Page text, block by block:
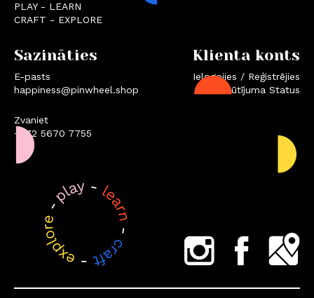
PLAY - LEARN
CRAFT - EXPLORE
Sazināties
E-pasts
happiness@pinwheel.shop
Zvaniet
+372 5670 7755
Klienta konts
Ielogojies / Reģistrējies
Pasūtījuma Status